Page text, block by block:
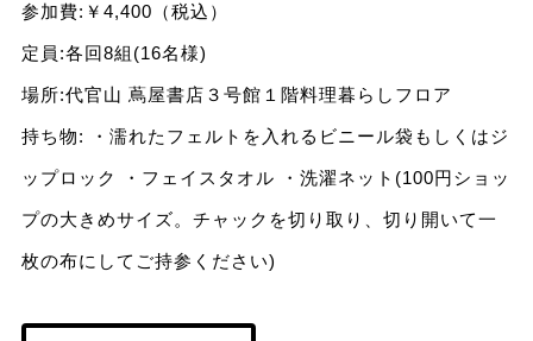
参加費:￥4,400（税込）
定員:各回8組(16名様)
場所:代官山 蔦屋書店３号館１階料理暮らしフロア
持ち物: ・濡れたフェルトを入れるビニール袋もしくはジ
ップロック ・フェイスタオル ・洗濯ネット(100円ショッ
プの大きめサイズ。チャックを切り取り、切り開いて一
枚の布にしてご持参ください)